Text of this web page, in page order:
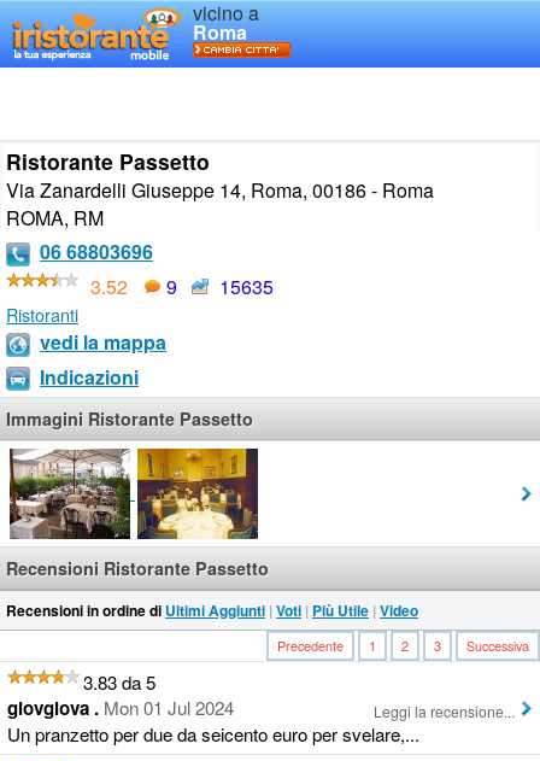
vicino a
Roma
Ristorante Passetto
Via Zanardelli Giuseppe 14, Roma, 00186 - Roma
ROMA, RM
06 68803696
3.52
9 15635
Ristoranti
vedi la mappa
Indicazioni
Immagini Ristorante Passetto
Recensioni Ristorante Passetto
Recensioni in ordine di Ultimi Aggiunti | Voti | Più Utile | Video
Precedente 1 2 3 Successiva
3.83 da 5
giovgiova . Mon 01 Jul 2024
Un pranzetto per due da seicento euro per svelare,...
Leggi la recensione...